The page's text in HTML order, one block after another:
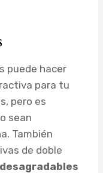
puede hacer
para tu
pero es
sean
También
de doble